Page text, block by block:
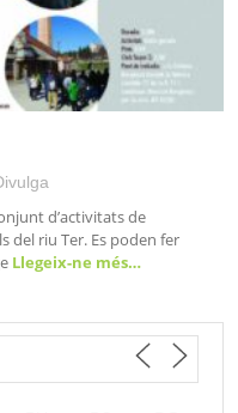
d’activitats de
del riu Ter. Es poden fer
Llegeix-ne més…